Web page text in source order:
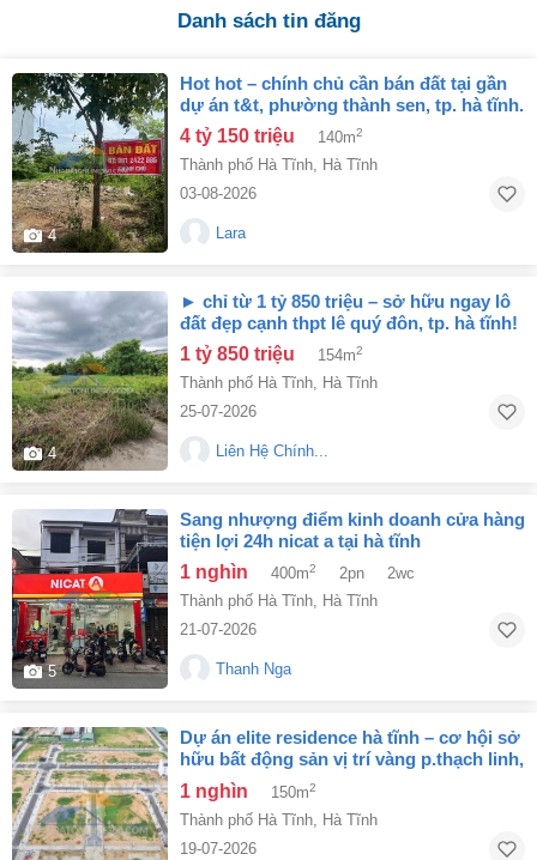
Danh sách tin đăng
4
hot hot – chính chủ cần bán đất tại gần
dự án t&t, phường thành sen, tp. hà tĩnh.
4 tỷ 150 triệu 140m2
Thành phố Hà Tĩnh Hà Tĩnh
03-08-2026
Lara
4
► chỉ từ 1 tỷ 850 triệu – sở hữu ngay lô
đất đẹp cạnh thpt lê quý đôn, tp. hà tĩnh!
1 tỷ 850 triệu 154m2
Thành phố Hà Tĩnh Hà Tĩnh
25-07-2026
Liên Hệ Chính...
5
sang nhượng điểm kinh doanh cửa hàng
tiện lợi 24h nicat a tại hà tĩnh
1 nghìn 400m2 2pn
2wc
Thành phố Hà Tĩnh Hà Tĩnh
21-07-2026
Thanh Nga
dự án elite residence hà tĩnh – cơ hội sở
hữu bất động sản vị trí vàng p.thạch linh,
tp.hà tĩnh
1 nghìn 150m2
Thành phố Hà Tĩnh, Hà Tĩnh
19-07-2026